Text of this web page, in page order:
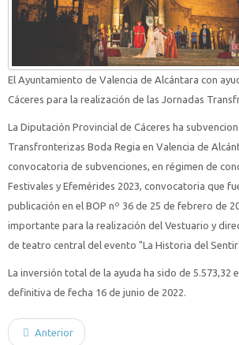
El Ayuntamiento de Valencia de Alcántara con
Cáceres para la realización de las Jornadas
La Diputación Provincial de Cáceres ha
Transfronterizas Boda Regia en Valencia de
convocatoria de subvenciones, en régimen de
Festivales y Efemérides 2023, convocatoria que
publicación en el BOP nº 36 de 25 de febrero de
importante para la realización del Vestuario y
de teatro central del evento "La Historia del
La inversión total de la ayuda ha sido de 5.573,32
definitiva de fecha 16 de junio de 2022.
Anterior